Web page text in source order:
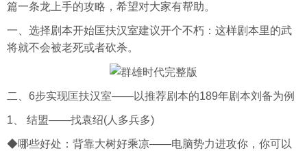
篇一条龙上手的攻略，希望对大家有帮助。
一、选择剧本开始匡扶汉室建议开个不朽：这样剧本里的武
将就不会被老死或者砍杀。
二、6步实现匡扶汉室——以推荐剧本的189年剧本刘备为例
1、 结盟——找袁绍(人多兵多)
◆哪些好处：背靠大树好乘凉——电脑势力进攻你，你可以